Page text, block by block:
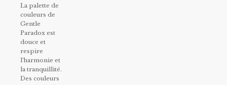
La palette de
couleurs de
Gentle
Paradox est
douce et
respire
l’harmonie et
la tranquillité.
Des couleurs